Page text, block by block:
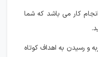
کار می باشد که شما
و رسیدن به اهداف کوتاه